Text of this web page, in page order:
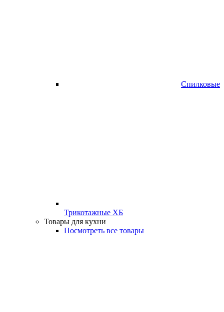
Спилковые
Трикотажные ХБ
Товары для кухни
Посмотреть все товары